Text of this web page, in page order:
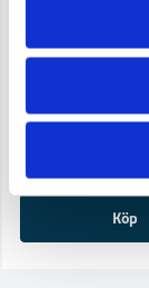
Cobolt
679 kr
633 kr
3-7 arbetsdagar
Köp